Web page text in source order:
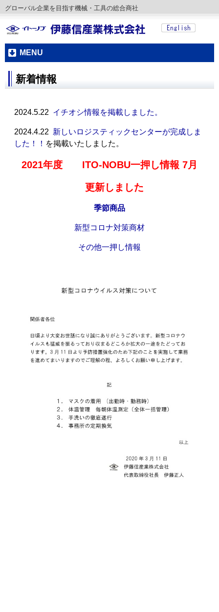
グローバル企業を目指す機械・工具の総合商社
MENU
新着情報
2024.5.22 イチオシ情報を掲載しました。
2024.4.22 新しいロジスティックセンターが完成しま
した！！ を掲載いたしました。
2021年度 ITO-NOBU一押し情報 7月
更新しました
季節商品
新型コロナ対策商材
その他一押し情報